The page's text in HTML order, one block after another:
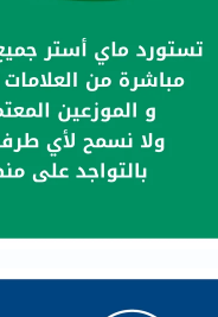
صحة
القلب
دعم
مرضى
السكري
الكلى